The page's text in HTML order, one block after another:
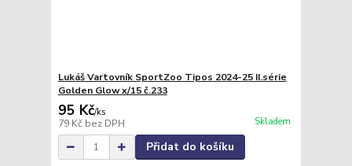
Lukáš Vartovník SportZoo Tipos 2024-25 II.série
Golden Glow x/15 č.233
95 Kč/ks
79 Kč bez DPH Skladem
Přidat do košíku